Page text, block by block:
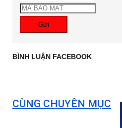
Gửi
BÌNH LUẬN FACEBOOK
CÙNG CHUYÊN MỤC